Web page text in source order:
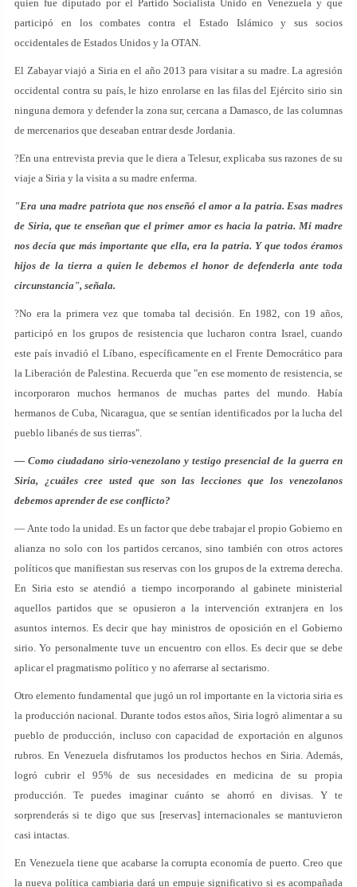
quien fue diputado por el Partido Socialista Unido en Venezuela y que
participó en los combates contra el Estado Islámico y sus socios
occidentales de Estados Unidos y la OTAN.
El Zabayar viajó a Siria en el año 2013 para visitar a su madre. La agresión
occidental contra su país, le hizo enrolarse en las filas del Ejército sirio sin
ninguna demora y defender la zona sur, cercana a Damasco, de las columnas
de mercenarios que deseaban entrar desde Jordania.
?En una entrevista previa que le diera a Telesur, explicaba sus razones de su
viaje a Siria y la visita a su madre enferma.
"Era una madre patriota que nos enseñó el amor a la patria. Esas madres
de Siria, que te enseñan que el primer amor es hacia la patria. Mi madre
nos decía que más importante que ella, era la patria. Y que todos éramos
hijos de la tierra a quien le debemos el honor de defenderla ante toda
circunstancia", señala.
?No era la primera vez que tomaba tal decisión. En 1982, con 19 años,
participó en los grupos de resistencia que lucharon contra Israel, cuando
este país invadió el Líbano, específicamente en el Frente Democrático para
la Liberación de Palestina. Recuerda que "en ese momento de resistencia, se
incorporaron muchos hermanos de muchas partes del mundo. Había
hermanos de Cuba, Nicaragua, que se sentían identificados por la lucha del
pueblo libanés de sus tierras".
— Como ciudadano sirio-venezolano y testigo presencial de la guerra en
Siria, ¿cuáles cree usted que son las lecciones que los venezolanos
debemos aprender de ese conflicto?
— Ante todo la unidad. Es un factor que debe trabajar el propio Gobierno en
alianza no solo con los partidos cercanos, sino también con otros actores
políticos que manifiestan sus reservas con los grupos de la extrema derecha.
En Siria esto se atendió a tiempo incorporando al gabinete ministerial
aquellos partidos que se opusieron a la intervención extranjera en los
asuntos internos. Es decir que hay ministros de oposición en el Gobierno
sirio. Yo personalmente tuve un encuentro con ellos. Es decir que se debe
aplicar el pragmatismo político y no aferrarse al sectarismo.
Otro elemento fundamental que jugó un rol importante en la victoria siria es
la producción nacional. Durante todos estos años, Siria logró alimentar a su
pueblo de producción, incluso con capacidad de exportación en algunos
rubros. En Venezuela disfrutamos los productos hechos en Siria. Además,
logró cubrir el 95% de sus necesidades en medicina de su propia
producción. Te puedes imaginar cuánto se ahorró en divisas. Y te
sorprenderás si te digo que sus [reservas] internacionales se mantuvieron
casi intactas.
En Venezuela tiene que acabarse la corrupta economía de puerto. Creo que
la nueva política cambiaria dará un empuje significativo si es acompañada